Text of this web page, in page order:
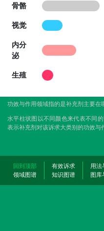
骨骼
视觉
内分
泌
生殖
功效与作用领域指的是补充剂主要在
水平柱状图以不同颜色来代表不同
表示补充剂对该诉求大类别的功效与
回到顶部 有效诉求 用法
领域图谱
知识图谱 图库